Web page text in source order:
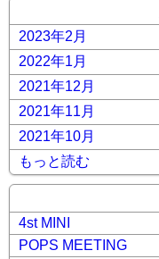
2023年2月
2022年1月
2021年12月
2021年11月
2021年10月
もっと読む
4st MINI
POPS MEETING